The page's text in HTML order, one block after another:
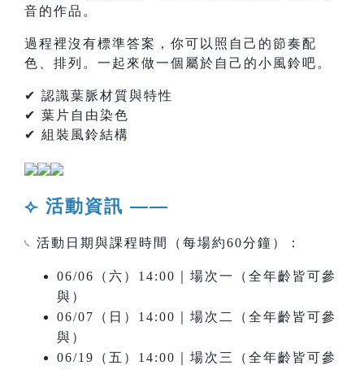
音的作品。
過程裡沒有標準答案，你可以照自己的節奏配
色、排列。一起來做一個屬於自己的小風鈴吧。
✔ 認識葉脈材質與特性
✔ 葉片自由染色
✔ 組裝風鈴結構
⟣ 活動資訊 ——
𓏹 活動日期與課程時間（每場約60分鐘）：
06/06（六）14:00｜場次一（全年齡皆可參
與）
06/07（日）14:00｜場次二（全年齡皆可參
與）
06/19（五）14:00｜場次三（全年齡皆可參